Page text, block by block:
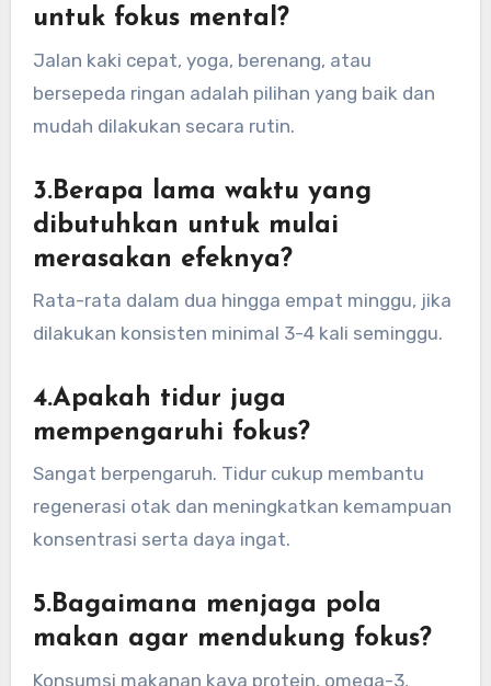
untuk fokus mental?
Jalan kaki cepat, yoga, berenang, atau
bersepeda ringan adalah pilihan yang baik dan
mudah dilakukan secara rutin.
3.Berapa lama waktu yang
dibutuhkan untuk mulai
merasakan efeknya?
Rata-rata dalam dua hingga empat minggu, jika
dilakukan konsisten minimal 3-4 kali seminggu.
4.Apakah tidur juga
mempengaruhi fokus?
Sangat berpengaruh. Tidur cukup membantu
regenerasi otak dan meningkatkan kemampuan
konsentrasi serta daya ingat.
5.Bagaimana menjaga pola
makan agar mendukung fokus?
Konsumsi makanan kaya protein, omega-3,